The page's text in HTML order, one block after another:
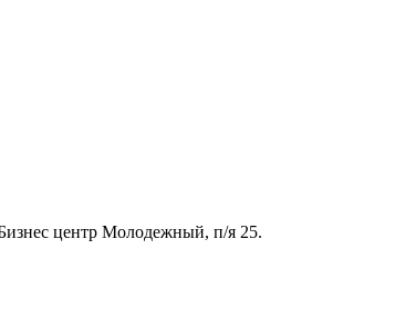
центр Молодежный, п/я 25.